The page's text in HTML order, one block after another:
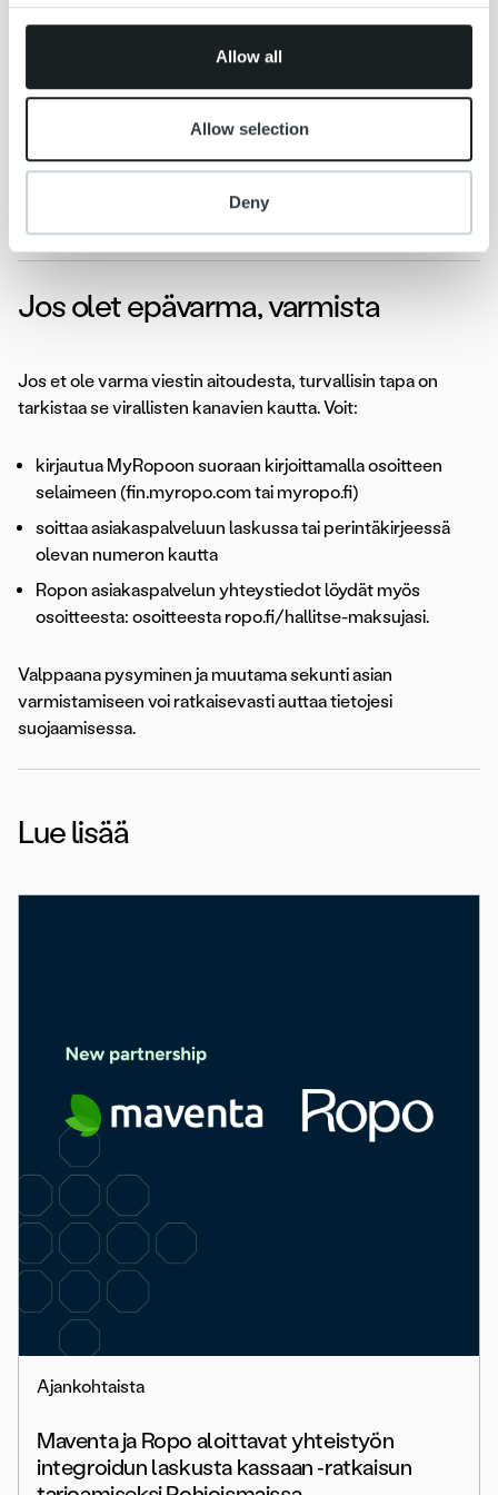
provided to them or that they’ve collected from your use
Allow all
Allow selection
Deny
tekemistä suojaamattomissa julkisissa Wi Fi-
verkkosivusto tuntuu epäilyttävältä, pysähdy
hetkeksi ja tarkista asia ennen kuin toimit.
Jos olet epävarma, varmista
Jos et ole varma viestin aitoudesta, turvallisin tapa on
tarkistaa se virallisten kanavien kautta. Voit:
kirjautua MyRopoon suoraan kirjoittamalla osoitteen
selaimeen (fin.myropo.com tai myropo.fi)
soittaa asiakaspalveluun laskussa tai perintäkirjeessä
olevan numeron kautta
Ropon asiakaspalvelun yhteystiedot löydät myös
osoitteesta: osoitteesta ropo.fi/hallitse-maksujasi.
Valppaana pysyminen ja muutama sekunti asian
varmistamiseen voi ratkaisevasti auttaa tietojesi
suojaamisessa.
Lue lisää
Ajankohtaista
Maventa ja Ropo aloittavat yhteistyön
integroidun laskusta kassaan ‑ratkaisun